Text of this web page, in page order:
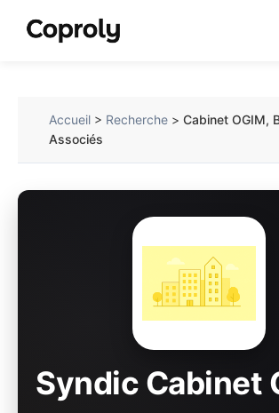
Accueil > Recherche >Cabinet OGIM,
Associés
Syndic Cabinet